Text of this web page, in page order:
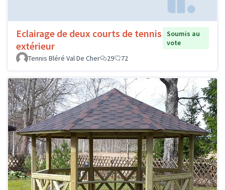
Eclairage de deux courts de tennis
extérieur
Soumis au
vote
Tennis Bléré Val De Cher
29 72